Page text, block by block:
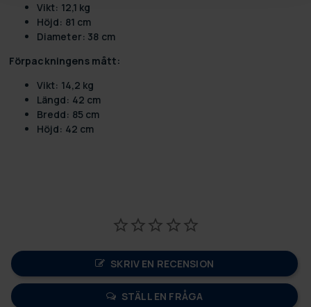
Vikt: 12,1 kg
Höjd: 81 cm
Diameter: 38 cm
Förpackningens mått:
Vikt: 14,2 kg
Längd: 42 cm
Bredd: 85 cm
Höjd: 42 cm
SKRIV EN RECENSION
STÄLL EN FRÅGA